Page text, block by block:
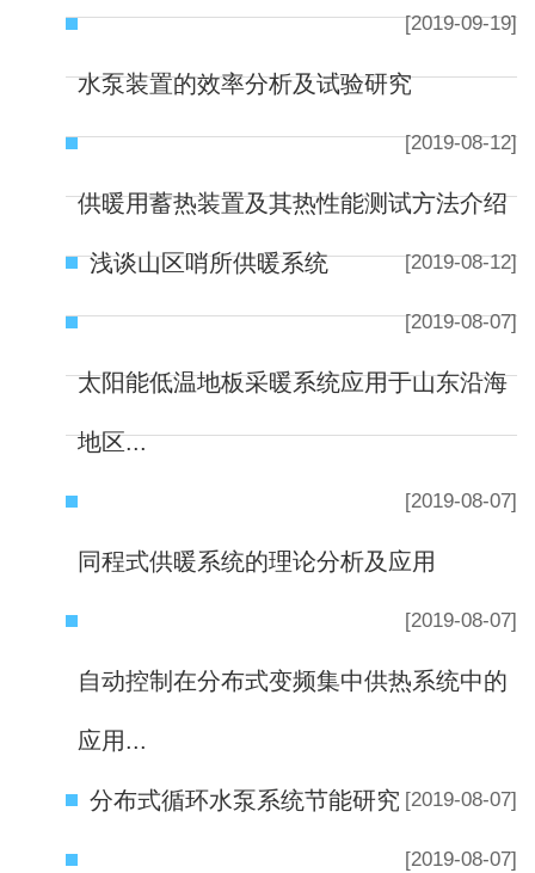
[2019-09-19]
水泵装置的效率分析及试验研究
[2019-08-12]
供暖用蓄热装置及其热性能测试方法介绍
[2019-08-12]
浅谈山区哨所供暖系统
[2019-08-07]
太阳能低温地板采暖系统应用于山东沿海
地区...
[2019-08-07]
同程式供暖系统的理论分析及应用
[2019-08-07]
自动控制在分布式变频集中供热系统中的
应用...
[2019-08-07]
分布式循环水泵系统节能研究
[2019-08-07]